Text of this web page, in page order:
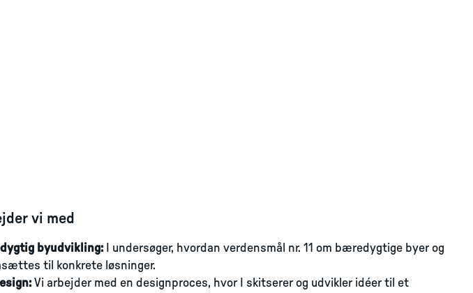
vi med
byudvikling: I undersøger, hvordan verdensmål nr. 11 om bæredygtige byer og
til konkrete løsninger.
Vi arbejder med en designproces, hvor I skitserer og udvikler idéer til et